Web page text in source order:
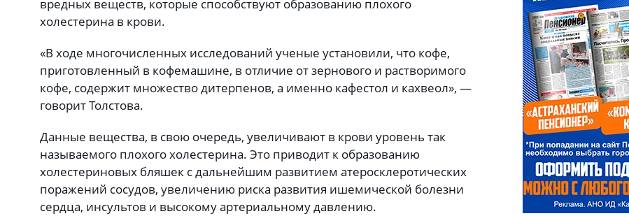
вредных веществ, которые способствуют образованию плохого
холестерина в крови.
«В ходе многочисленных исследований ученые установили, что кофе,
приготовленный в кофемашине, в отличие от зернового и растворимого
кофе, содержит множество дитерпенов, а именно кафестол и кахвеол», —
говорит Толстова.
Данные вещества, в свою очередь, увеличивают в крови уровень так
называемого плохого холестерина. Это приводит к образованию
холестериновых бляшек с дальнейшим развитием атеросклеротических
поражений сосудов, увеличению риска развития ишемической болезни
сердца, инсультов и высокому артериальному давлению.